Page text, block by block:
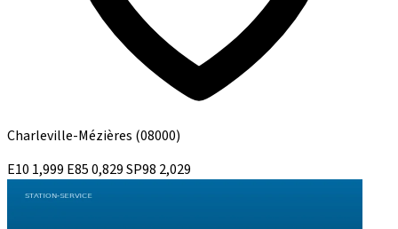
Charleville-Mézières (08000)
E10 1,999 E850,829SP98 2,029